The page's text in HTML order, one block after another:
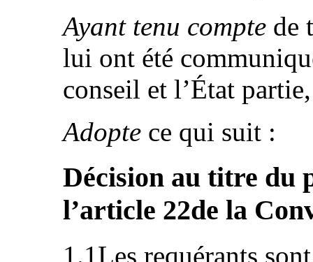
Ayant tenu compte de
lui ont été
conseil et l’État partie,
Adopte ce qui suit :
Décision au titre du
l’article 22de la
1.1Les requérants